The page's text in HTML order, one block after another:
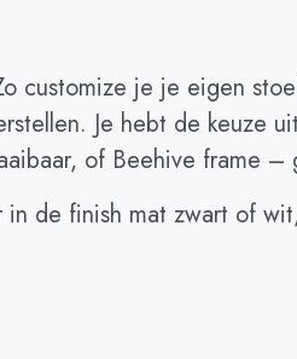
customize je je eigen
Je hebt de keuze
of Beehive frame –
de finish mat zwart of